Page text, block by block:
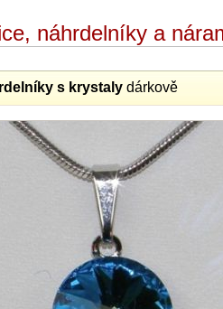
náhrdelníky a
s krystalydárkově